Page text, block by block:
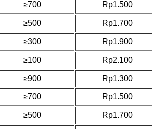
≥700 Rp1.500
≥500 Rp1.700
≥300 Rp1.900
≥100 Rp2.100
≥900 Rp1.300
≥700 Rp1.500
≥500 Rp1.700